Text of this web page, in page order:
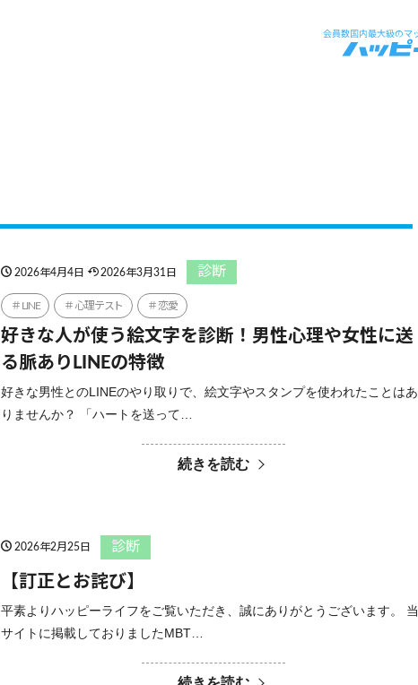
2026年4月4日 2026年3月31日 診断
LINE 心理テスト 恋愛
好きな人が使う絵文字を診断！男性心理や女性に送
る脈ありLINEの特徴
好きな男性とのLINEのやり取りで、絵文字やスタンプを使われたことはあ
りませんか？ 「ハートを送って…
続きを読む
2026年2月25日 診断
【訂正とお詫び】
平素よりハッピーライフをご覧いただき、誠にありがとうございます。 当
サイトに掲載しておりましたMBT…